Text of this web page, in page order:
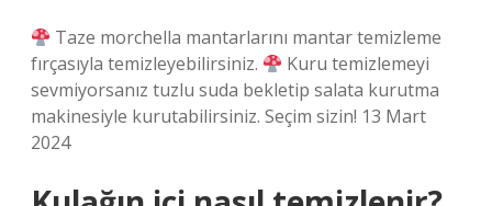
Taze morchella mantarlarını mantar temizleme
fırçasıyla temizleyebilirsiniz.
Kuru temizlemeyi
sevmiyorsanız tuzlu suda bekletip salata kurutma
makinesiyle kurutabilirsiniz. Seçim sizin! 13 Mart
2024